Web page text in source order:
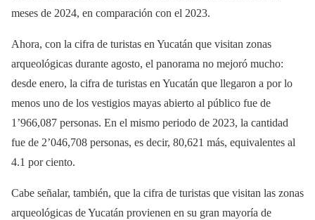
meses de 2024, en comparación con el 2023.
Ahora, con la cifra de turistas en Yucatán que visitan zonas
arqueológicas durante agosto, el panorama no mejoró mucho:
desde enero, la cifra de turistas en Yucatán que llegaron a por lo
menos uno de los vestigios mayas abierto al público fue de
1’966,087 personas. En el mismo periodo de 2023, la cantidad
fue de 2’046,708 personas, es decir, 80,621 más, equivalentes al
4.1 por ciento.
Cabe señalar, también, que la cifra de turistas que visitan las zonas
arqueológicas de Yucatán provienen en su gran mayoría de